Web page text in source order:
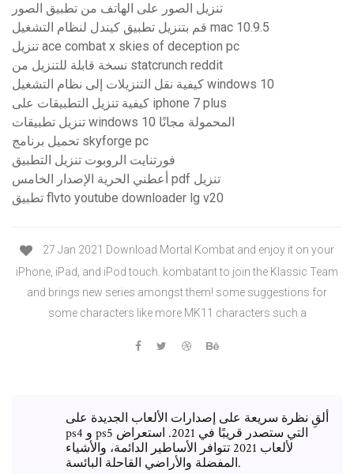
تنزيل الصور على الهاتف من تطبيق الصور
قم بتنزيل تطبيق كيندل لنظام التشغيل mac 10.9.5
تنزيل ace combat x skies of deception pc
نسخة قابلة للتنزيل من statcrunch reddit
كيفية نقل التنزيلات إلى نظام التشغيل windows 10
كيفية تنزيل التطبيقات على iphone 7 plus
تنزيل تطبيقات windows 10 المحمولة مجانًا
تحميل برنامج skyforge pc
فورتنايت الروبوت تنزيل التطبيق
أعطني الحرية الإصدار الخامس pdf تنزيل
تطبيق flvto youtube downloader lg v20
27 Jan 2021 Download Mortal Kombat and enjoy it on your
iPhone, iPad, and iPod touch. kombatant to join the Klassic Team
and brings new series amongst them! some suggestions for
some characters like more MK11 characters such a
ألقِ نظرة سريعة على إصدارات الألعاب الجديدة على
ps4 و ps5 التي ستصدر قريبًا في 2021. استعراض
لألعاب 2021 تتوافر الأساطير الدائمة، والأشياء
المفضلة والأراضي القاحلة البائسة.